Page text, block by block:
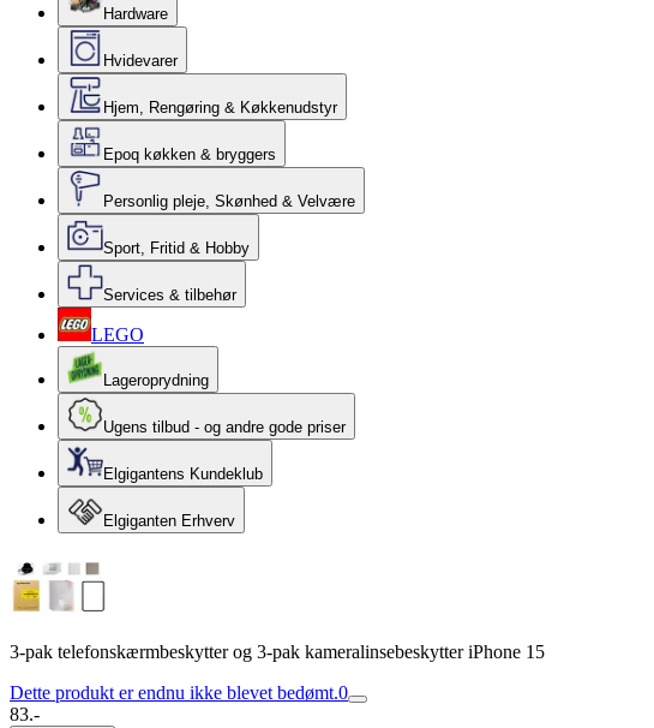
Hardware
Hvidevarer
Hjem, Rengøring & Køkkenudstyr
Epoq køkken & bryggers
Personlig pleje, Skønhed & Velvære
Sport, Fritid & Hobby
Services & tilbehør
LEGO
Lageroprydning
Ugens tilbud - og andre gode priser
Elgigantens Kundeklub
Elgiganten Erhverv
3-pak telefonskærmbeskytter og 3-pak kameralinsebeskytter iPhone 15
Dette produkt er endnu ikke blevet bedømt.0
83.-